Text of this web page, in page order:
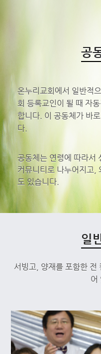
공
온누리교회에서 일반적
회 등록교인이 될 때 자
합니다. 이 공동체가 바
다.
공동체는 연령에 따라서
커뮤니티로 나누어지고,
도 있습니다.
일
서빙고, 양재를 포함한 전
어